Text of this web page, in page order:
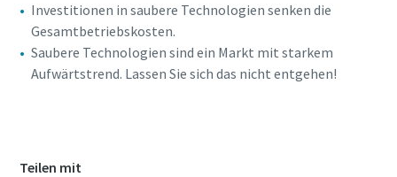
Investitionen in saubere Technologien senken die
Gesamtbetriebskosten.
Saubere Technologien sind ein Markt mit starkem
Aufwärtstrend. Lassen Sie sich das nicht entgehen!
Teilen mit